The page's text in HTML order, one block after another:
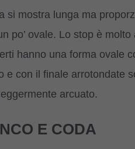
si mostra lunga ma
po’ ovale. Lo stop è
hanno una forma ovale
e con il finale arrotondate
arcuato.
E CODA